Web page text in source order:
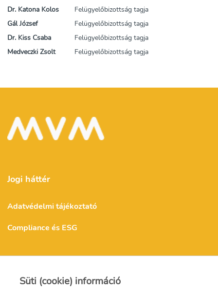
Dr. Katona Kolos Felügyelőbizottság tagja
Gál József
Felügyelőbizottság tagja
Dr. Kiss Csaba
Felügyelőbizottság tagja
Medveczki Zsolt
Felügyelőbizottság tagja
Jogi háttér
Adatvédelmi tájékoztató
Compliance és ESG
Süti (cookie) információ